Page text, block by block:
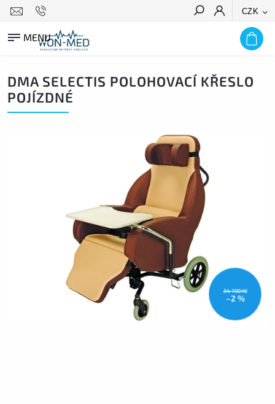
CZK
HLEDAT
DMA SELECTIS POLOHOVACÍ KŘESLO
POJÍZDNÉ
34 700 Kč
–2 %